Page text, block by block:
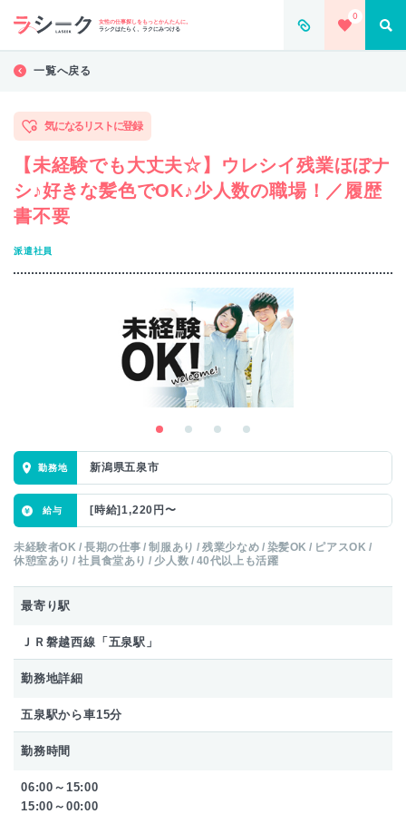
女性の仕事探しをもっとかんたんに。
ラシクはたらく、ラクにみつける
0
一覧へ戻る
気になるリストに登録
【未経験でも大丈夫☆】ウレシイ残業ほぼナ
シ♪好きな髪色でOK♪少人数の職場！／履歴
書不要
派遣社員
新潟県五泉市
[時給]1,220円〜
未経験者OK 長期の仕事 制服あり 残業少なめ 染髪OK
ピアスOK
休憩室あり
社員食堂あり 少人数 40代以上も活躍
最寄り駅
ＪＲ磐越西線「五泉駅」
勤務地詳細
五泉駅から車15分
勤務時間
06:00～15:00
15:00～00:00